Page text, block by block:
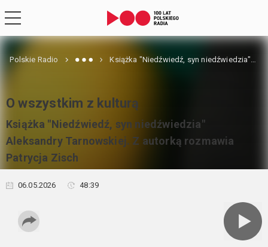
Polskie Radio Książka "Niedźwiedź, syn niedźwiedzia" Aleksandry Tarnowskiej. Z autorką rozmawia Patrycja Zisch
O wszystkim z kulturą
Książka "Niedźwiedź, syn niedźwiedzia"
Aleksandry Tarnowskiej. Z autorką rozmawia
Patrycja Zisch
06.05.2026 48:39